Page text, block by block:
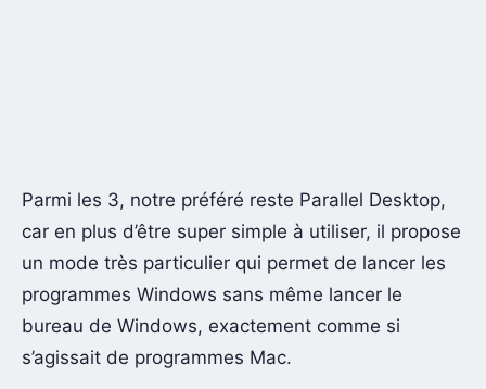
Parmi les 3, notre préféré reste Parallel Desktop,
car en plus d’être super simple à utiliser, il propose
un mode très particulier qui permet de lancer les
programmes Windows sans même lancer le
bureau de Windows, exactement comme si
s’agissait de programmes Mac.